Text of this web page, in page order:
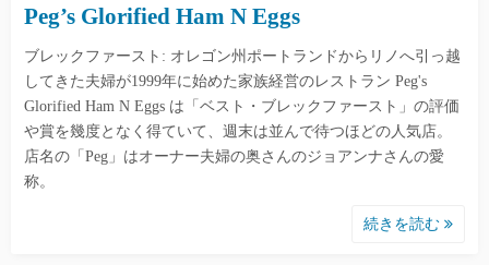
Peg’s Glorified Ham N Eggs
ブレックファースト: オレゴン州ポートランドからリノへ引っ越
してきた夫婦が1999年に始めた家族経営のレストラン Peg's
Glorified Ham N Eggs は「ベスト・ブレックファースト」の評価
や賞を幾度となく得ていて、週末は並んで待つほどの人気店。
店名の「Peg」はオーナー夫婦の奥さんのジョアンナさんの愛
称。
続きを読む